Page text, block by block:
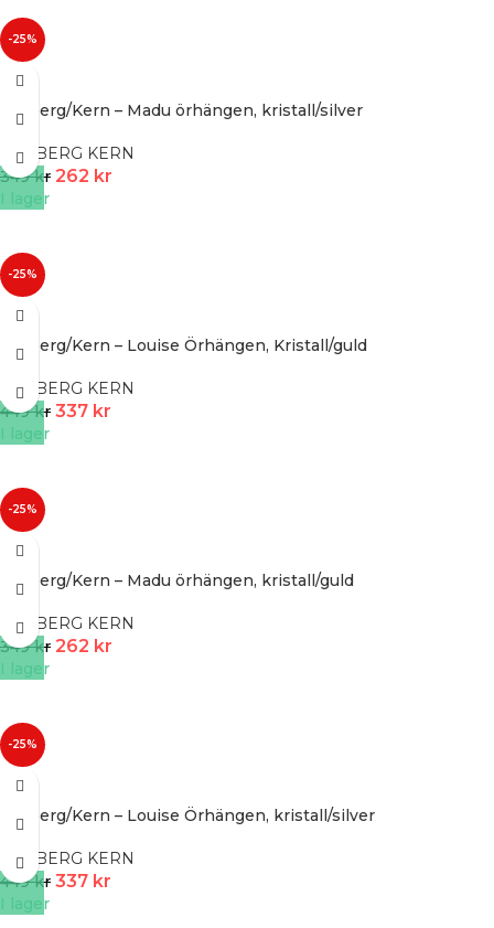
-25%
Dyrberg/Kern – Madu örhängen, kristall/silver
DYRBERG KERN
349kr 262 kr
I lager
-25%
Dyrberg/Kern – Louise Örhängen, Kristall/guld
DYRBERG KERN
449kr 337 kr
I lager
-25%
Dyrberg/Kern – Madu örhängen, kristall/guld
DYRBERG KERN
349kr 262 kr
I lager
-25%
Dyrberg/Kern – Louise Örhängen, kristall/silver
DYRBERG KERN
449kr 337 kr
I lager